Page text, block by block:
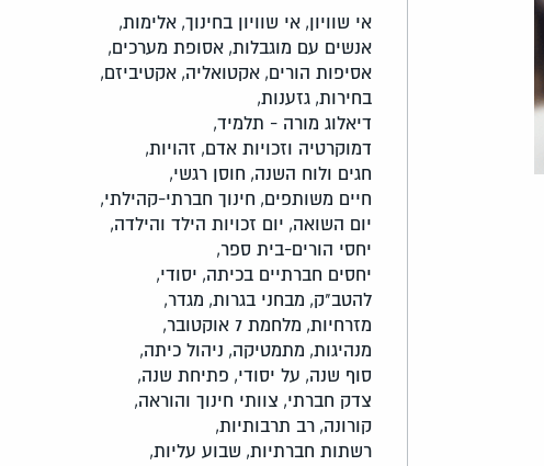
אי שוויון, אי שוויון בחינוך, אלימות,
אנשים עם מוגבלות, אסופת מערכים,
אסיפות הורים, אקטואליה, אקטיביזם,
בחירות, גזענות,
דיאלוג מורה - תלמיד,
דמוקרטיה וזכויות אדם, זהויות,
חגים ולוח השנה, חוסן רגשי,
חיים משותפים, חינוך חברתי-קהילתי,
יום השואה, יום זכויות הילד והילדה,
יחסי הורים-בית ספר,
יחסים חברתיים בכיתה, יסודי,
להטב"ק, מבחני בגרות, מגדר,
מזרחיות, מלחמת 7 אוקטובר,
מנהיגות, מתמטיקה, ניהול כיתה,
סוף שנה, על יסודי, פתיחת שנה,
צדק חברתי, צוותי חינוך והוראה,
קורונה, רב תרבותיות,
רשתות חברתיות, שבוע עליות,